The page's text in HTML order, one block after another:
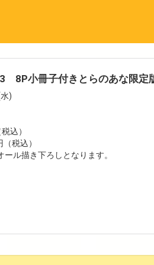
8P小冊子付きとらのあな限定
)
込）
込）
ル描き下ろしとなります。